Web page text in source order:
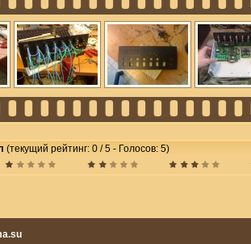
(текущий рейтинг: 0 / 5 - Голосов: 5)